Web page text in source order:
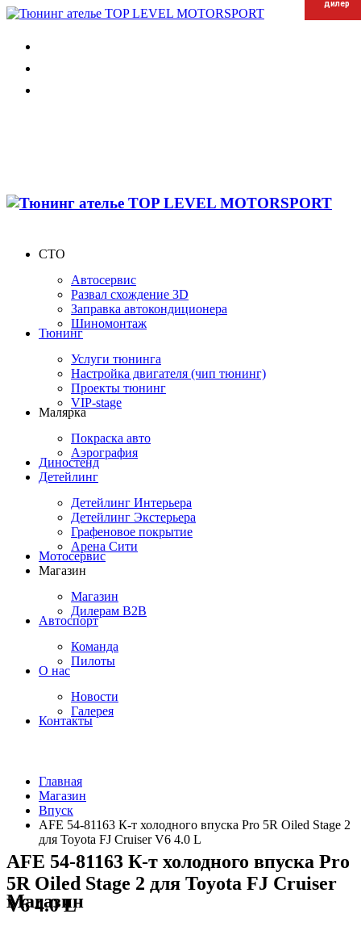
СТО
Автосервис
Развал схождение 3D
Заправка автокондиционера
Шиномонтаж
Тюнинг
Услуги тюнинга
Настройка двигателя (чип тюнинг)
Проекты тюнинг
VIP-stage
Малярка
Покраска авто
Аэрография
Диностенд
Детейлинг
Детейлинг Интерьера
Детейлинг Экстерьера
Графеновое покрытие
Арена Сити
Мотосервис
Магазин
Магазин
Дилерам B2B
Автоспорт
Команда
Пилоты
О нас
Новости
Галерея
Контакты
Главная
Магазин
Впуск
AFE 54-81163 К-т холодного впуска Pro 5R Oiled Stage 2
для Toyota FJ Cruiser V6 4.0 L
Магазин
AFE 54-81163 К-т холодного впуска Pro
5R Oiled Stage 2 для Toyota FJ Cruiser
V6 4.0 L
дилер
дилер
дилер